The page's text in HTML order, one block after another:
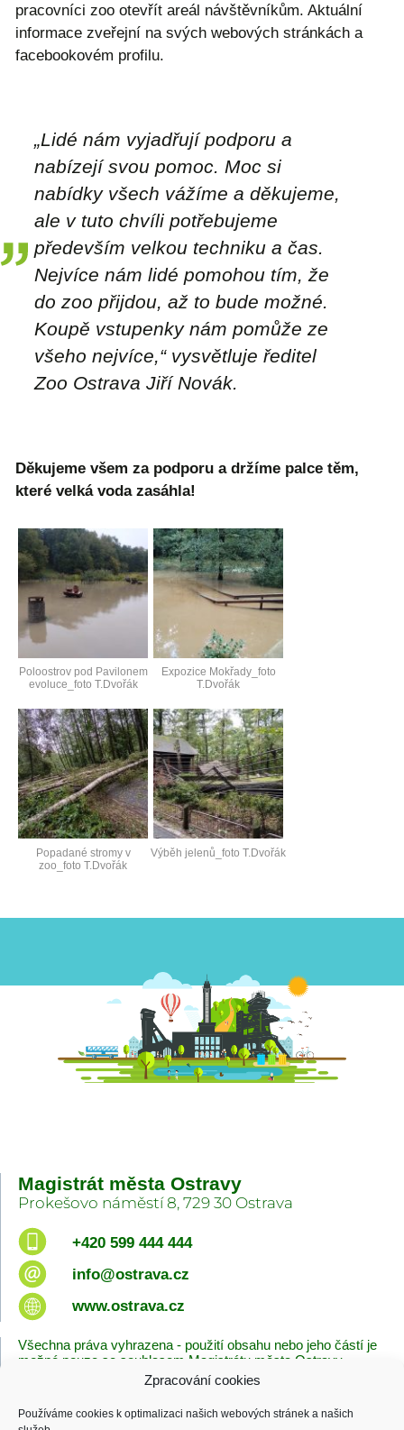
Zpracování cookies
Používáme cookies k optimalizaci našich webových stránek a našich
pracovníci zoo otevřít areál návštěvníkům. Aktuální
informace zveřejní na svých webových stránkách a
facebookovém profilu.
„Lidé nám vyjadřují podporu a
nabízejí svou pomoc. Moc si
nabídky všech vážíme a děkujeme,
ale v tuto chvíli potřebujeme
především velkou techniku a čas.
Nejvíce nám lidé pomohou tím, že
do zoo přijdou, až to bude možné.
Koupě vstupenky nám pomůže ze
všeho nejvíce,“ vysvětluje ředitel
Zoo Ostrava Jiří Novák.
Děkujeme všem za podporu a držíme palce těm,
které velká voda zasáhla!
Poloostrov pod Pavilonem
evoluce_foto T.Dvořák
Expozice Mokřady_foto
T.Dvořák
Popadané stromy v
zoo_foto T.Dvořák
Výběh jelenů_foto T.Dvořák
Magistrát města Ostravy
Prokešovo náměstí 8, 729 30 Ostrava
+420 599 444 444
info@ostrava.cz
www.ostrava.cz
Všechna práva vyhrazena - použití obsahu nebo jeho částí je
možné pouze se souhlasem Magistrátu města Ostravy.
Zásady cookies